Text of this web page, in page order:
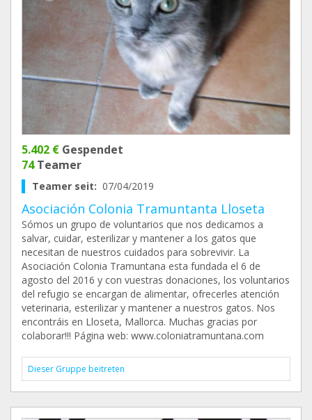
5.402 € Gespendet
74Teamer
Teamer seit: 07/04/2019
Asociación Colonia Tramuntanta Lloseta
Sómos un grupo de voluntarios que nos dedicamos a
salvar, cuidar, esterilizar y mantener a los gatos que
necesitan de nuestros cuidados para sobrevivir. La
Asociación Colonia Tramuntana esta fundada el 6 de
agosto del 2016 y con vuestras donaciones, los voluntarios
del refugio se encargan de alimentar, ofrecerles atención
veterinaria, esterilizar y mantener a nuestros gatos. Nos
encontráis en Lloseta, Mallorca. Muchas gracias por
colaborar!!! Página web: www.coloniatramuntana.com
Dieser Gruppe beitreten